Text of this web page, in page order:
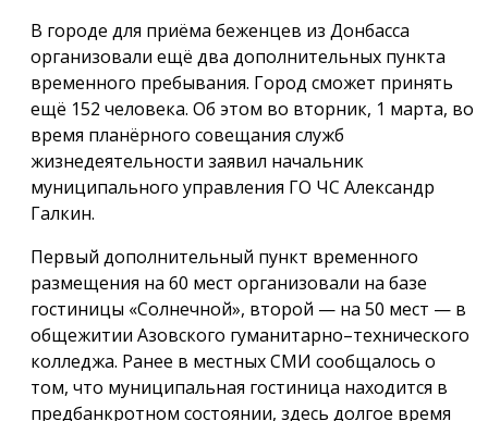
В городе для приёма беженцев из Донбасса
организовали ещё два дополнительных пункта
временного пребывания. Город сможет принять
ещё 152 человека. Об этом во вторник, 1 марта, во
время планёрного совещания служб
жизнедеятельности заявил начальник
муниципального управления ГО ЧС Александр
Галкин.
Первый дополнительный пункт временного
размещения на 60 мест организовали на базе
гостиницы «Солнечной», второй — на 50 мест — в
общежитии Азовского гуманитарно–технического
колледжа. Ранее в местных СМИ сообщалось о
том, что муниципальная гостиница находится в
предбанкротном состоянии, здесь долгое время